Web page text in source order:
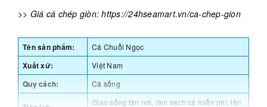
>> Giá cá chép giòn:https://24hseamart.vn/ca-chep-gion
Tên sản phẩm: Cá Chuỗi Ngọc
Xuất xứ: Việt Nam
Quy cách: Cá sống
Giao sống tận nơi, làm sạch cá miễn phí, lên